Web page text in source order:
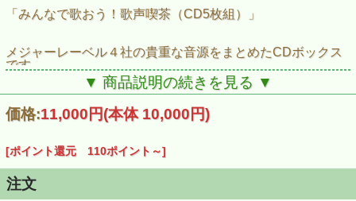
「みんなで歌おう！歌声喫茶（CD5枚組）」
メジャーレーベル４社の貴重な音源をまとめたCDボックス
です。
川の流れのように（美空ひばり）、戦争を知らない子供たち
（ジローズ）、
遠い世界に（五つの赤い風船）、ドレミの歌（ペギー葉
山）、四季の歌（芹洋子）
ジャケットには36枚のシングルレコードのジャケットを配し
ています。
各ＣＤに歌詞カードもついており、一緒に歌って楽しめま
す。
▼ 商品説明の続きを見る ▼
価格:11,000円(本体 10,000円)
[ポイント還元 110ポイント～]
注文